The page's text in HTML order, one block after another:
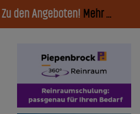
Zu den Angeboten! Mehr ...